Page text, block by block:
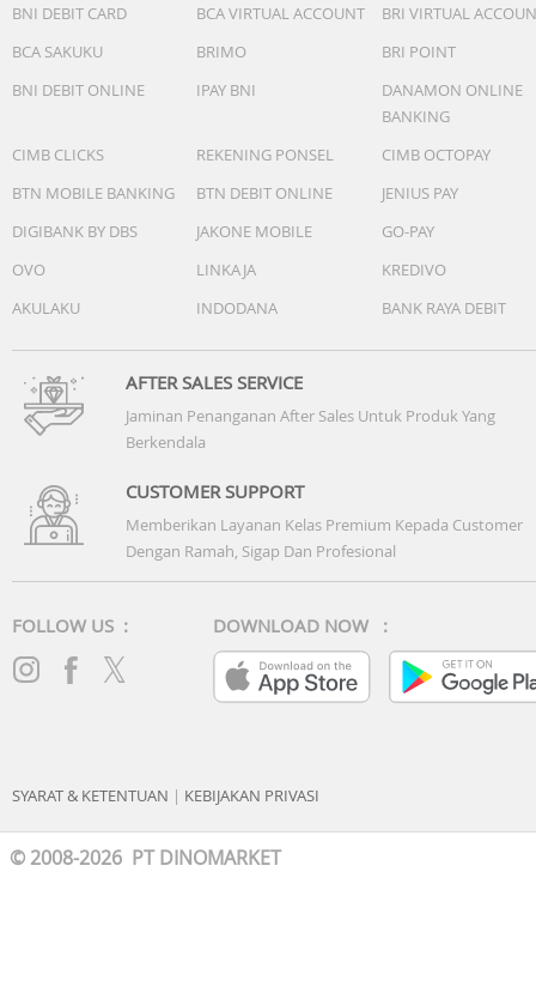
BNI DEBIT CARD
BCA VIRTUAL ACCOUNT
BRI VIRTUAL
BCA SAKUKU
BRIMO
BRI POINT
BNI DEBIT ONLINE
IPAY BNI
DANAMON ONLINE
BANKING
CIMB CLICKS
REKENING PONSEL
CIMB OCTOPAY
BTN MOBILE BANKING
BTN DEBIT ONLINE
JENIUS PAY
DIGIBANK BY DBS
JAKONE MOBILE
GO-PAY
OVO
LINKAJA
KREDIVO
AKULAKU
INDODANA BANK RAYA DEBIT
AFTER SALES SERVICE
Jaminan Penanganan After Sales Untuk Produk Yang
Berkendala
CUSTOMER SUPPORT
Memberikan Layanan Kelas Premium Kepada Customer
Dengan Ramah, Sigap Dan Profesional
FOLLOW US : DOWNLOAD NOW :
SYARAT & KETENTUAN | KEBIJAKAN PRIVASI
© 2008-2026 PT DINOMARKET